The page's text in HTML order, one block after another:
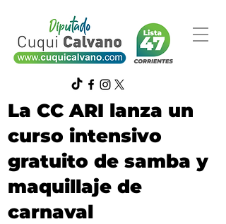
La CC ARI lanza un
curso intensivo
gratuito de samba y
maquillaje de
carnaval